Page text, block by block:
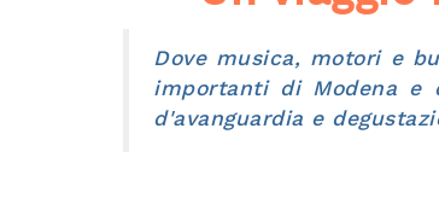
Dove musica, motori e
importanti di Modena e
d'avanguardia e